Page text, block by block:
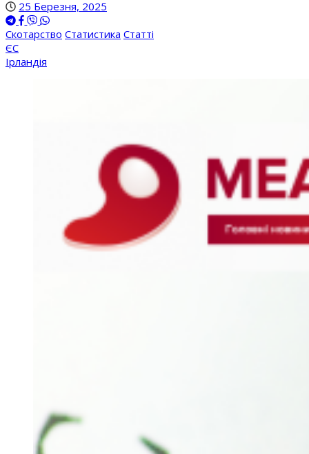
25 Березня, 2025
Скотарство Статистика Статті
ЄС
Ірландія